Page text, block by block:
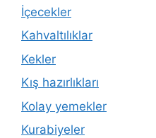
İçecekler
Kahvaltılıklar
Kekler
Kış hazırlıkları
Kolay yemekler
Kurabiyeler